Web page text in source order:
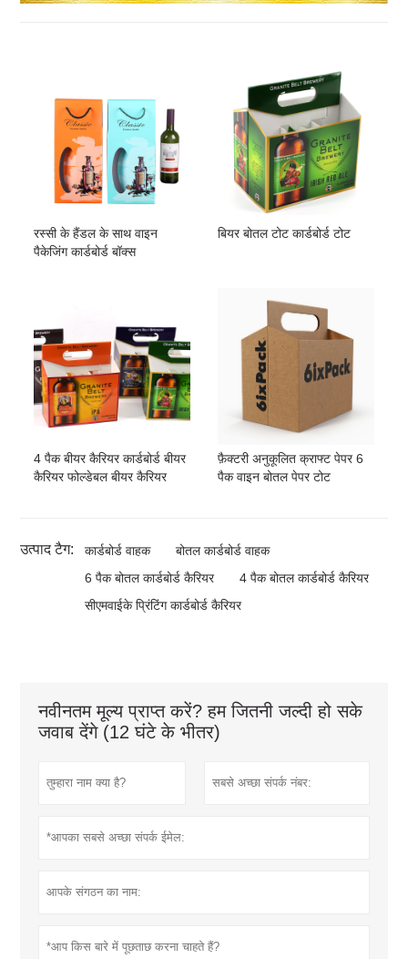
रस्सी के हैंडल के साथ वाइन
पैकेजिंग कार्डबोर्ड बॉक्स
बियर बोतल टोट कार्डबोर्ड टोट
4 पैक बीयर कैरियर कार्डबोर्ड बीयर
कैरियर फोल्डेबल बीयर कैरियर
फ़ैक्टरी अनुकूलित क्राफ्ट पेपर 6
पैक वाइन बोतल पेपर टोट
उत्पाद टैग: कार्डबोर्ड वाहक
बोतल कार्डबोर्ड वाहक
6 पैक बोतल कार्डबोर्ड कैरियर
4 पैक बोतल कार्डबोर्ड कैरियर
सीएमवाईके प्रिंटिंग कार्डबोर्ड कैरियर
नवीनतम मूल्य प्राप्त करें? हम जितनी जल्दी हो सके
जवाब देंगे (12 घंटे के भीतर)